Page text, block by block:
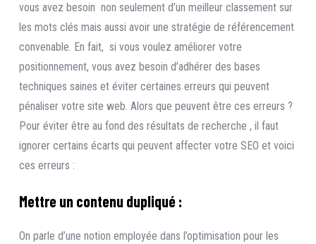
vous avez besoin non seulement d’un meilleur classement sur
les mots clés mais aussi avoir une stratégie de référencement
convenable. En fait, si vous voulez améliorer votre
positionnement, vous avez besoin d’adhérer des bases
techniques saines et éviter certaines erreurs qui peuvent
pénaliser votre site web. Alors que peuvent être ces erreurs ?
Pour éviter être au fond des résultats de recherche , il faut
ignorer certains écarts qui peuvent affecter votre SEO et voici
ces erreurs :
Mettre un contenu dupliqué :
On parle d’une notion employée dans l’optimisation pour les